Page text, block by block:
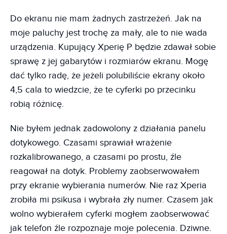
Do ekranu nie mam żadnych zastrzeżeń. Jak na
moje paluchy jest trochę za mały, ale to nie wada
urządzenia. Kupujący Xperię P będzie zdawał sobie
sprawę z jej gabarytów i rozmiarów ekranu. Mogę
dać tylko radę, że jeżeli polubiliście ekrany około
4,5 cala to wiedzcie, że te cyferki po przecinku
robią różnicę.
Nie byłem jednak zadowolony z działania panelu
dotykowego. Czasami sprawiał wrażenie
rozkalibrowanego, a czasami po prostu, źle
reagował na dotyk. Problemy zaobserwowałem
przy ekranie wybierania numerów. Nie raz Xperia
zrobiła mi psikusa i wybrała zły numer. Czasem jak
wolno wybierałem cyferki mogłem zaobserwować
jak telefon źle rozpoznaje moje polecenia. Dziwne.